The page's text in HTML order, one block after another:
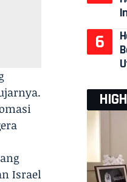
Israel